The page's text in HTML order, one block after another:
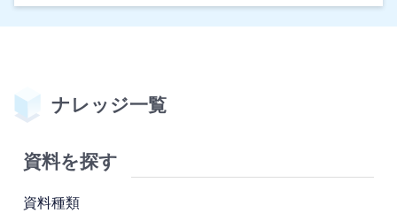
ナレッジ⼀覧
資料を探す
資料種類